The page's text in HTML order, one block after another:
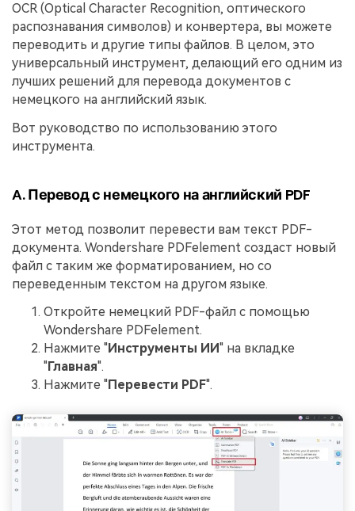
OCR (Optical Character Recognition, оптического
распознавания символов) и конвертера, вы можете
переводить и другие типы файлов. В целом, это
универсальный инструмент, делающий его одним из
лучших решений для перевода документов с
немецкого на английский язык.
Вот руководство по использованию этого
инструмента.
A. Перевод с немецкого на английский PDF
Этот метод позволит перевести вам текст PDF-
документа. Wondershare PDFelement создаст новый
файл с таким же форматированием, но со
переведенным текстом на другом языке.
Откройте немецкий PDF-файл с помощью
Wondershare PDFelement.
Нажмите "Инструменты ИИ" на вкладке
"Главная".
Нажмите "Перевести PDF".